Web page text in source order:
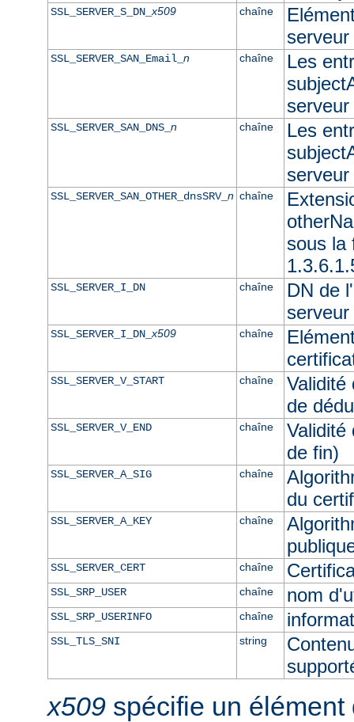
SSL_SERVER_S_DN_x509 chaîne
serveur
SSL_SERVER_SAN_Email_ n chaîne
Les
SSL_SERVER_SAN_DNS_ n chaîne
Les
SSL_SERVER_SAN_OTHER_dnsSRV_ n chaîne
sous la
SSL_SERVER_I_DN chaîne
DN de
serveur
SSL_SERVER_I_DN_x509 chaîne
SSL_SERVER_V_START chaîne
Validité
de
SSL_SERVER_V_END chaîne
Validité
de fin)
SSL_SERVER_A_SIG chaîne
du
SSL_SERVER_A_KEY chaîne
SSL_SERVER_CERT chaîne
SSL_SRP_USER chaîne nom
SSL_SRP_USERINFO chaîne
SSL_TLS_SNI string
x509 spécifie un